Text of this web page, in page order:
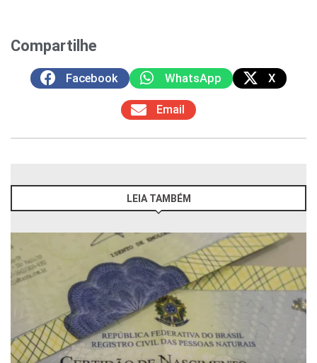
Compartilhe
Facebook WhatsApp X
Email
LEIA TAMBÉM